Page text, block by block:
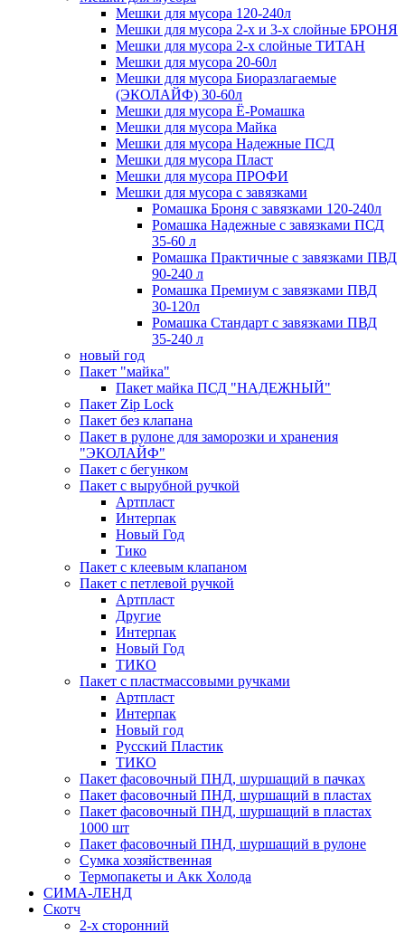
Мешки для мусора 120-240л
Мешки для мусора 2-х и 3-х слойные БРОНЯ
Мешки для мусора 2-х слойные ТИТАН
Мешки для мусора 20-60л
Мешки для мусора Биоразлагаемые
(ЭКОЛАЙФ) 30-60л
Мешки для мусора Ё-Ромашка
Мешки для мусора Майка
Мешки для мусора Надежные ПСД
Мешки для мусора Пласт
Мешки для мусора ПРОФИ
Мешки для мусора с завязками
Ромашка Броня с завязками 120-240л
Ромашка Надежные с завязками ПСД
35-60 л
Ромашка Практичные с завязками ПВД
90-240 л
Ромашка Премиум с завязками ПВД
30-120л
Ромашка Стандарт с завязками ПВД
35-240 л
новый год
Пакет "майка"
Пакет майка ПСД "НАДЕЖНЫЙ"
Пакет Zip Lock
Пакет без клапана
Пакет в рулоне для заморозки и хранения
"ЭКОЛАЙФ"
Пакет с бегунком
Пакет с вырубной ручкой
Артпласт
Интерпак
Новый Год
Тико
Пакет с клеевым клапаном
Пакет с петлевой ручкой
Артпласт
Другие
Интерпак
Новый Год
ТИКО
Пакет с пластмассовыми ручками
Артпласт
Интерпак
Новый год
Русский Пластик
ТИКО
Пакет фасовочный ПНД, шуршащий в пачках
Пакет фасовочный ПНД, шуршащий в пластах
Пакет фасовочный ПНД, шуршащий в пластах
1000 шт
Пакет фасовочный ПНД, шуршащий в рулоне
Сумка хозяйственная
Термопакеты и Акк Холода
СИМА-ЛЕНД
Скотч
2-х сторонний